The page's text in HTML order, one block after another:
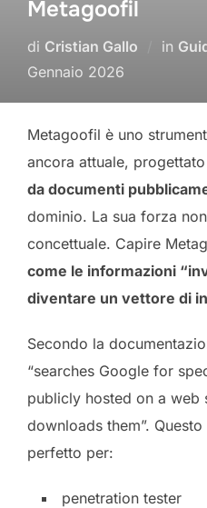
Metagoofil
di Cristian Gallo in
Gennaio 2026
Metagoofil è uno
ancora attuale,
da documenti
dominio. La sua forza
concettuale. Capire
come le informazioni
diventare un vettore di
Secondo la
“searches Google for
publicly hosted on a web
downloads them”.
perfetto per:
penetration tester